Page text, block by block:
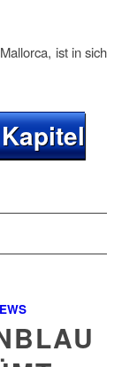
ist in sich